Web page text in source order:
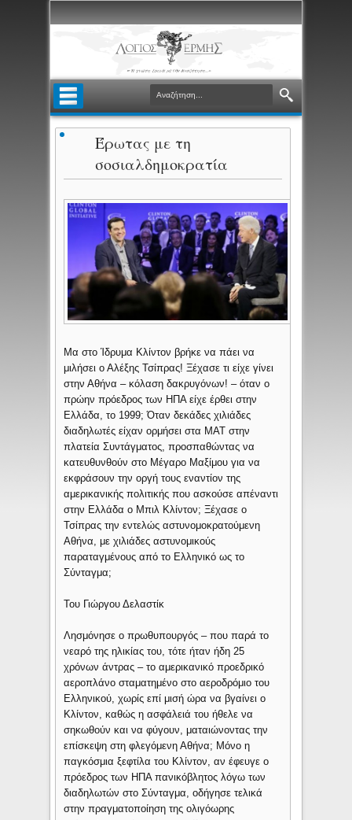
Έρωτας με τη
σοσιαλδημοκρατία
Μα στο Ίδρυμα Κλίντον βρήκε να πάει να
μιλήσει ο Αλέξης Τσίπρας! Ξέχασε τι είχε γίνει
στην Αθήνα – κόλαση δακρυγόνων! – όταν ο
πρώην πρόεδρος των ΗΠΑ είχε έρθει στην
Ελλάδα, το 1999; Όταν δεκάδες χιλιάδες
διαδηλωτές είχαν ορμήσει στα ΜΑΤ στην
πλατεία Συντάγματος, προσπαθώντας να
κατευθυνθούν στο Μέγαρο Μαξίμου για να
εκφράσουν την οργή τους εναντίον της
αμερικανικής πολιτικής που ασκούσε απέναντι
στην Ελλάδα ο Μπιλ Κλίντον; Ξέχασε ο
Τσίπρας την εντελώς αστυνομοκρατούμενη
Αθήνα, με χιλιάδες αστυνομικούς
παραταγμένους από το Ελληνικό ως το
Σύνταγμα;
Του Γιώργου Δελαστίκ
Λησμόνησε ο πρωθυπουργός – που παρά το
νεαρό της ηλικίας του, τότε ήταν ήδη 25
χρόνων άντρας – το αμερικανικό προεδρικό
αεροπλάνο σταματημένο στο αεροδρόμιο του
Ελληνικού, χωρίς επί μισή ώρα να βγαίνει ο
Κλίντον, καθώς η ασφάλειά του ήθελε να
σηκωθούν και να φύγουν, ματαιώνοντας την
επίσκεψη στη φλεγόμενη Αθήνα; Μόνο η
παγκόσμια ξεφτίλα του Κλίντον, αν έφευγε ο
πρόεδρος των ΗΠΑ πανικόβλητος λόγω των
διαδηλωτών στο Σύνταγμα, οδήγησε τελικά
στην πραγματοποίηση της ολιγόωρης